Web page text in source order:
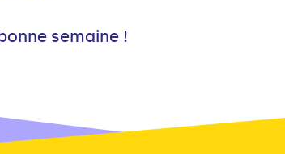
semaine !